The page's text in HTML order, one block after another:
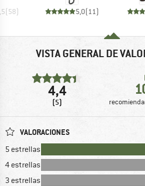
(58) 5,0(11 )
VISTA GENERAL DE
4,4
(5)
VALORACIONES
5 estrellas
4 estrellas
3 estrellas